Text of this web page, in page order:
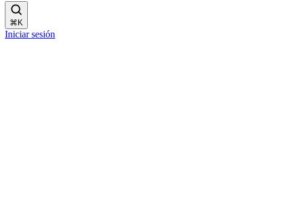
⌘ K
Iniciar sesión